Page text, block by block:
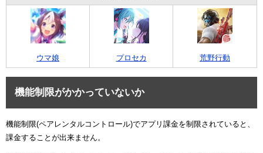
ウマ娘 プロセカ 荒野行動
機能制限がかかっていないか
機能制限(ペアレンタルコントロール)でアプリ課金を制限されていると、
課金することが出来ません。